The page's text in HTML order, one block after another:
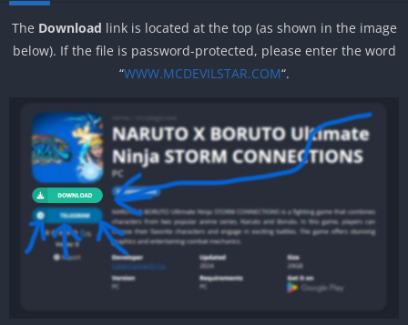
The Download link is located at the top (as shown in the image
below). If the file is password-protected, please enter the word
“WWW.MCDEVILSTAR.COM“.